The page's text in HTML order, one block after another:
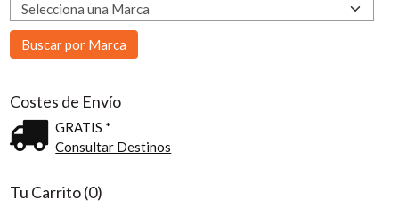
Costes de Envío
GRATIS *
Consultar Destinos
Tu Carrito (0)